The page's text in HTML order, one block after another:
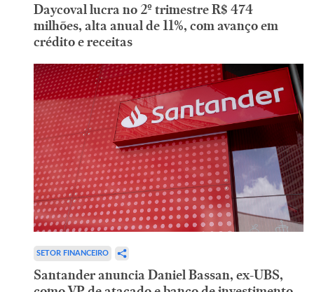
Daycoval lucra no 2º trimestre R$ 474
milhões, alta anual de 11%, com avanço em
crédito e receitas
SETOR FINANCEIRO
Santander anuncia Daniel Bassan, ex-UBS,